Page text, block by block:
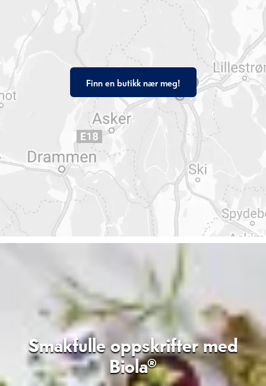
Finn en butikk nær meg!
Smakfulle oppskrifter med
Biola®